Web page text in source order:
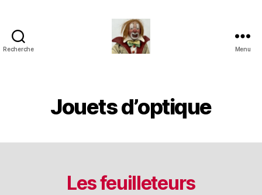
Recherche
Collection
Menu
Jouets d’optique
Les feuilleteurs